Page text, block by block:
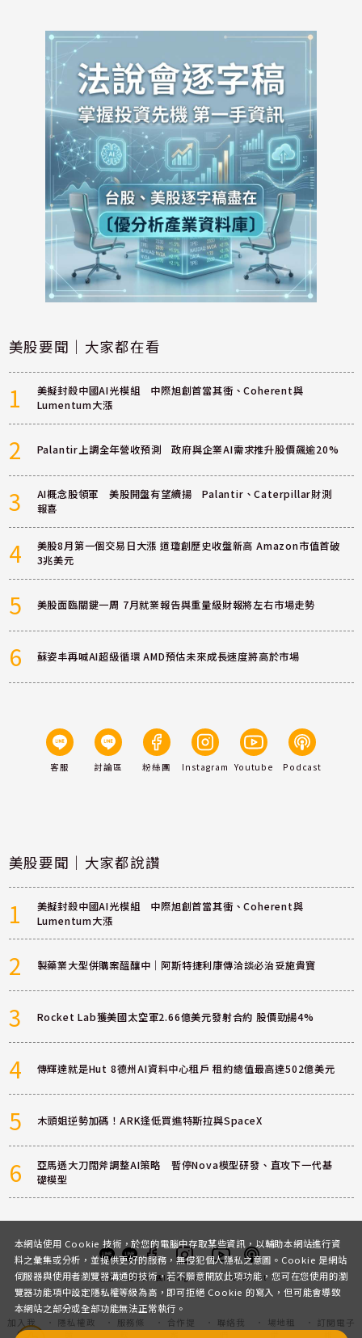
美股要聞｜大家都在看
1
美擬封殺中國AI光模組 中際旭創首當其衝、Coherent與
Lumentum大漲
2 Palantir上調全年營收預測 政府與企業AI需求推升股價飆逾20%
3
AI概念股領軍 美股開盤有望續揚 Palantir、Caterpillar財測
報喜
4
美股8月第一個交易日大漲 道瓊創歷史收盤新高 Amazon市值首破
3兆美元
5 美股面臨關鍵一周 7月就業報告與重量級財報將左右市場走勢
6 蘇姿丰再喊AI超級循環 AMD預估未來成長速度將高於市場
客服 討論區 粉絲團 Instagram Youtube Podcast
美股要聞｜大家都說讚
1
美擬封殺中國AI光模組 中際旭創首當其衝、Coherent與
Lumentum大漲
2 製藥業大型併購案醞釀中｜阿斯特捷利康傳洽談必治妥施貴寶
3 Rocket Lab獲美國太空軍2.66億美元發射合約 股價勁揚4%
4 傳輝達就是Hut 8德州AI資料中心租戶 租約總值最高達502億美元
5 木頭姐逆勢加碼！ARK逢低買進特斯拉與SpaceX
6
亞馬遜大刀闊斧調整AI策略 暫停Nova模型研發、直攻下一代基
礎模型
客服 討論區粉絲團InstagramYoutubePodcast
加入我
們
隱私權政
服務條
合作提
聯絡我
場地租
訂閱電子
本網站使用 Cookie 技術，於您的電腦中存取某些資訊，以輔助本網站進行資
料之彙集或分析，並提供更好的服務，無侵犯個人隱私之意圖。Cookie 是網站
伺服器與使用者瀏覽器溝通的技術，若不願意開放此項功能，您可在您使用的瀏
覽器功能項中設定隱私權等級為高，即可拒絕 Cookie 的寫入，但可能會導致
本網站之部分或全部功能無法正常執行。